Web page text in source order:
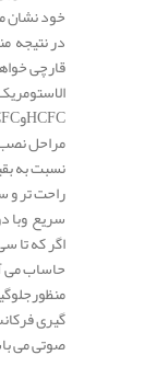
خود نشان
در نتیجه
قارچی
HCFCوCFC در ساختار سازنده آنها یاد کنیم .
مراحل
نسبت به
راحت تر و
سریع وبا
اگر که تا
حاساب می
گیری
صوتی می